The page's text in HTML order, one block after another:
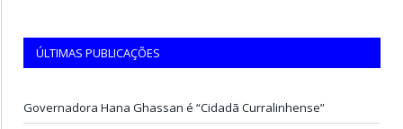
ÚLTIMAS PUBLICAÇÕES
Governadora Hana Ghassan é “Cidadã Curralinhense”